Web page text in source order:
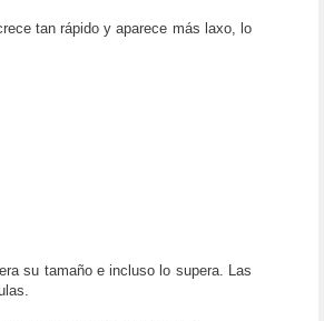
tan rápido y aparece más laxo, lo
su tamaño e incluso lo supera. Las